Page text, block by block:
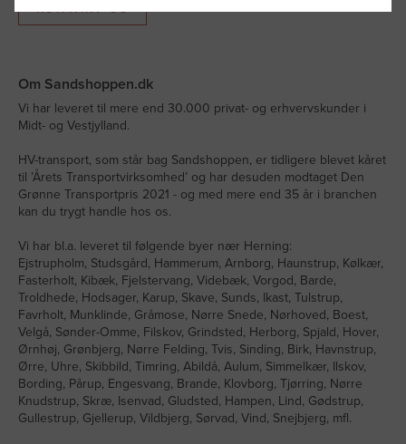
KONTAKT OS
Om Sandshoppen.dk
Vi har leveret til mere end 30.000 privat- og erhvervskunder i
Midt- og Vestjylland.
HV-transport, som står bag Sandshoppen, er tidligere blevet kåret
til ’Årets Transportvirksomhed’ og har desuden modtaget Den
Grønne Transportpris 2021 - og med mere end 35 år i branchen
kan du trygt handle hos os.
Vi har bl.a. leveret til følgende byer nær Herning:
Ejstrupholm, Studsgård, Hammerum, Arnborg, Haunstrup, Kølkær,
Fasterholt, Kibæk, Fjelstervang, Videbæk, Vorgod, Barde,
Troldhede, Hodsager, Karup, Skave, Sunds, Ikast, Tulstrup,
Favrholt, Munklinde, Gråmose, Nørre Snede, Nørhoved, Boest,
Velgå, Sønder-Omme, Filskov, Grindsted, Herborg, Spjald, Hover,
Ørnhøj, Grønbjerg, Nørre Felding, Tvis, Sinding, Birk, Havnstrup,
Ørre, Uhre, Skibbild, Timring, Abildå, Aulum, Simmelkær, Ilskov,
Bording, Pårup, Engesvang, Brande, Klovborg, Tjørring, Nørre
Knudstrup, Skræ, Isenvad, Gludsted, Hampen, Lind, Gødstrup,
Gullestrup, Gjellerup, Vildbjerg, Sørvad, Vind, Snejbjerg, mfl.